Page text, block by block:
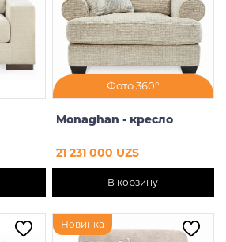
Фото 360°
Monaghan - кресло
21 231 000 UZS
В корзину
Новинка